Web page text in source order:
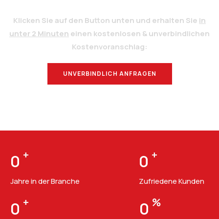
Klicken Sie auf den Button unten und erhalten Sie in
unter 2 Minuten einen kostenlosen & unverbindlichen
Kostenvoranschlag:
UNVERBINDLICH ANFRAGEN
0 +
Jahre in der Branche
0 +
Zufriedene Kunden
0 + 0 %